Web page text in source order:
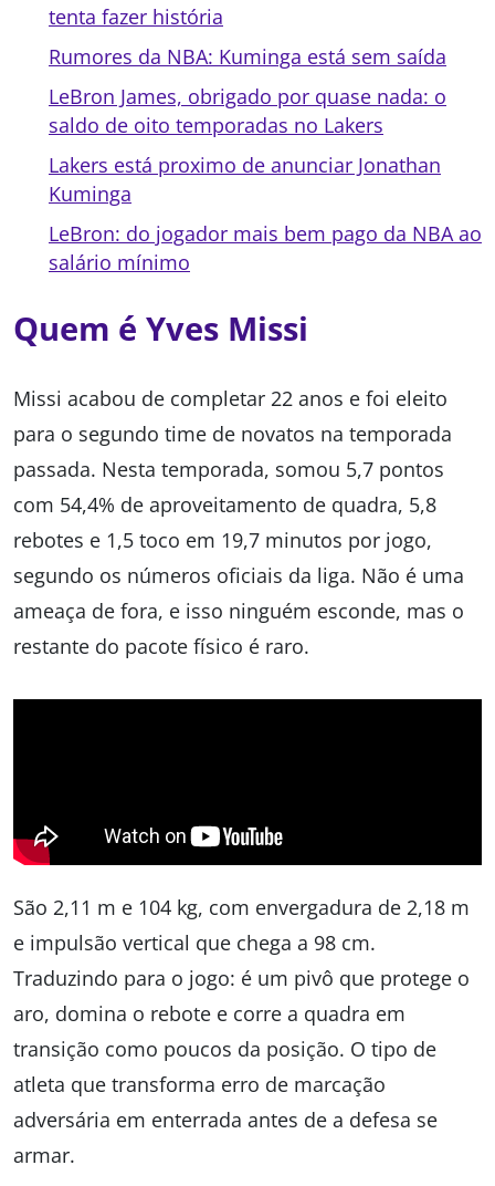
tenta fazer história
Rumores da NBA: Kuminga está sem saída
LeBron James, obrigado por quase nada: o
saldo de oito temporadas no Lakers
Lakers está proximo de anunciar Jonathan
Kuminga
LeBron: do jogador mais bem pago da NBA ao
salário mínimo
Quem é Yves Missi
Missi acabou de completar 22 anos e foi eleito
para o segundo time de novatos na temporada
passada. Nesta temporada, somou 5,7 pontos
com 54,4% de aproveitamento de quadra, 5,8
rebotes e 1,5 toco em 19,7 minutos por jogo,
segundo os números oficiais da liga. Não é uma
ameaça de fora, e isso ninguém esconde, mas o
restante do pacote físico é raro.
São 2,11 m e 104 kg, com envergadura de 2,18 m
e impulsão vertical que chega a 98 cm.
Traduzindo para o jogo: é um pivô que protege o
aro, domina o rebote e corre a quadra em
transição como poucos da posição. O tipo de
atleta que transforma erro de marcação
adversária em enterrada antes de a defesa se
armar.